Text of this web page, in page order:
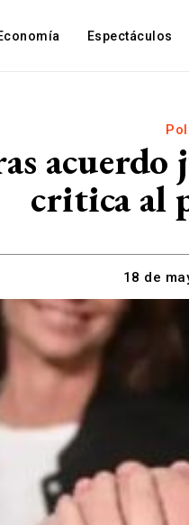
Espectáculos
critica al
18 de